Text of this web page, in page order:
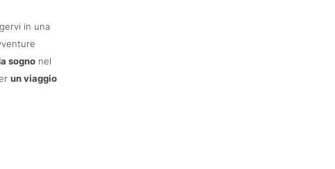
in una
sognonel
un viaggio